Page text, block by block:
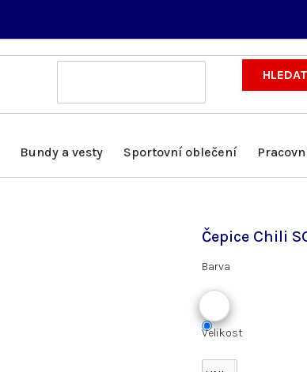
HLEDAT
Bundy a vesty Sportovní oblečení
Čepice Chili
Barva
Velikost